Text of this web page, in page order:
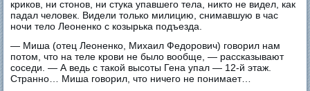
криков, ни стонов, ни стука упавшего тела, никто не видел, как
падал человек. Видели только милицию, снимавшую в час
ночи тело Леоненко с козырька подъезда.
— Миша (отец Леоненко, Михаил Федорович) говорил нам
потом, что на теле крови не было вообще, — рассказывают
соседи. — А ведь с такой высоты Гена упал — 12-й этаж.
Странно… Миша говорил, что ничего не понимает…